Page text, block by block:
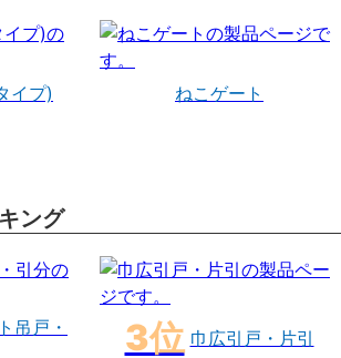
イプ)
ねこゲート
ング
吊戸・
巾広引戸・片引